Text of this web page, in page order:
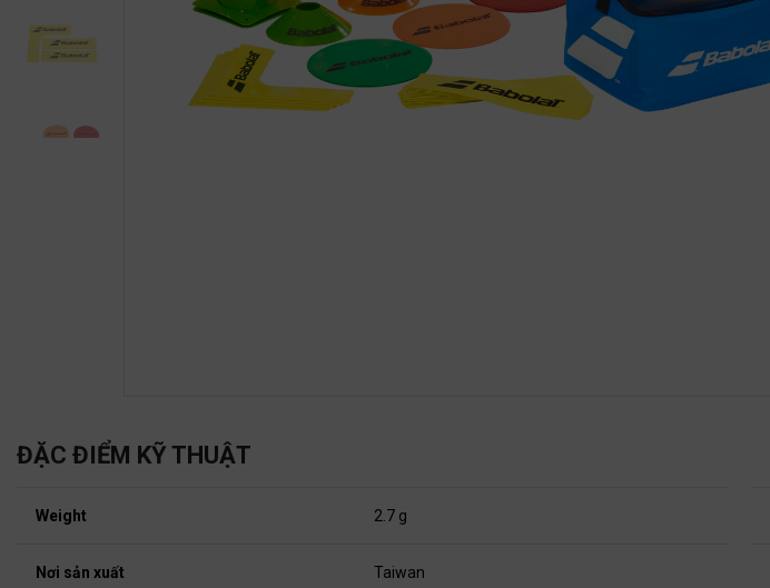
ĐẶC ĐIỂM KỸ THUẬT
Weight 2.7 g
Nơi sản xuất Taiwan